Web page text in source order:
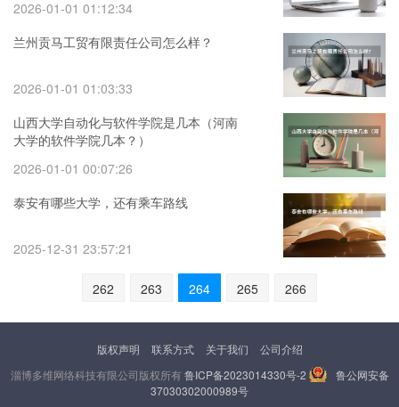
2026-01-01 01:12:34
兰州贡马工贸有限责任公司怎么样？
2026-01-01 01:03:33
山西大学自动化与软件学院是几本（河南
大学的软件学院几本？）
2026-01-01 00:07:26
泰安有哪些大学，还有乘车路线
2025-12-31 23:57:21
262 263 264 265 266
版权声明 联系方式 关于我们
公司介绍
淄博多维网络科技有限公司版权所有鲁ICP备2023014330号-2
鲁公网安备
37030302000989号